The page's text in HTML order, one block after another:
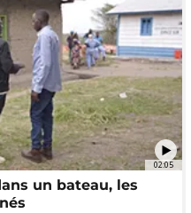
02:05
un bateau, les